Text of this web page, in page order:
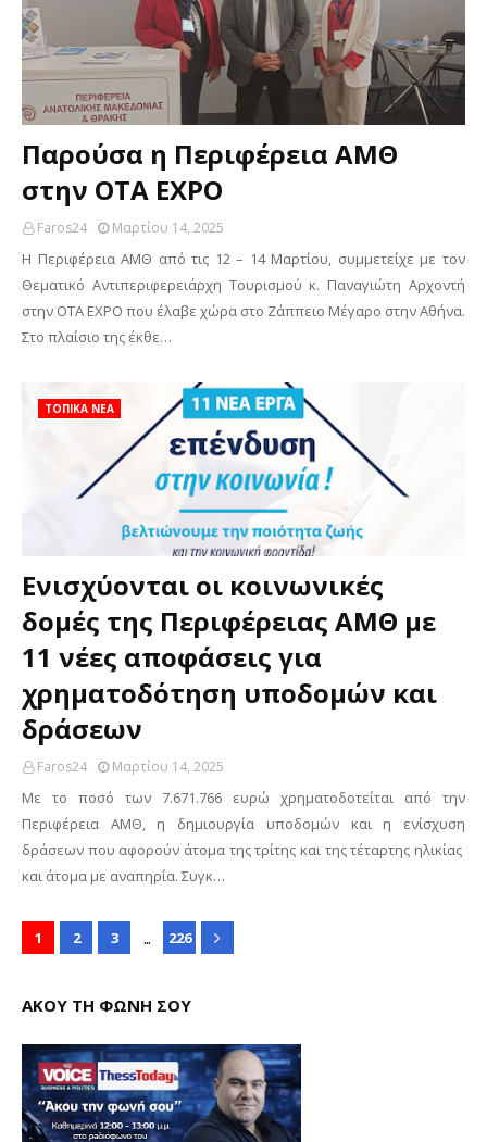
Παρούσα η Περιφέρεια ΑΜΘ
στην OTA EXPO
Faros24 Μαρτίου 14, 2025
Η Περιφέρεια ΑΜΘ από τις 12 – 14 Μαρτίου, συμμετείχε με τον
Θεματικό Αντιπεριφερειάρχη Τουρισμού κ. Παναγιώτη Αρχοντή
στην OTA EXPO που έλαβε χώρα στο Ζάππειο Μέγαρο στην Αθήνα.
Στο πλαίσιο της έκθε…
ΤΟΠΙΚΑ ΝΕΑ
Ενισχύονται οι κοινωνικές
δομές της Περιφέρειας ΑΜΘ με
11 νέες αποφάσεις για
χρηματοδότηση υποδομών και
δράσεων
Faros24 Μαρτίου 14, 2025
Με το ποσό των 7.671.766 ευρώ χρηματοδοτείται από την
Περιφέρεια ΑΜΘ, η δημιουργία υποδομών και η ενίσχυση
δράσεων που αφορούν άτομα της τρίτης και της τέταρτης ηλικίας
και άτομα με αναπηρία. Συγκ…
1 2 3 ... 226
ΑΚΟΥ ΤΗ ΦΩΝΗ ΣΟΥ